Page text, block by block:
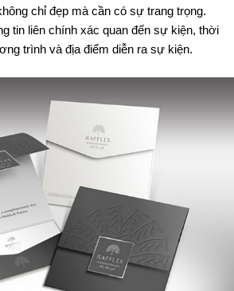
chỉ đẹp mà cần có sự trang trọng.
tin liên chính xác quan đến sự kiện, thời
trình và địa điểm diễn ra sự kiện.